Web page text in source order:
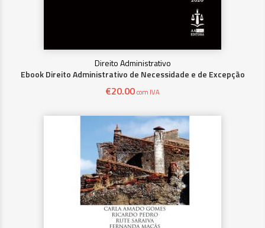
Direito Administrativo
Ebook Direito Administrativo de Necessidade e de Excepção
€20.00com IVA